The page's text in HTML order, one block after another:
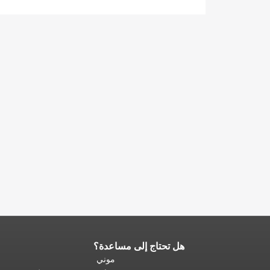
هل تحتاج إلى مساعدة؟
موني